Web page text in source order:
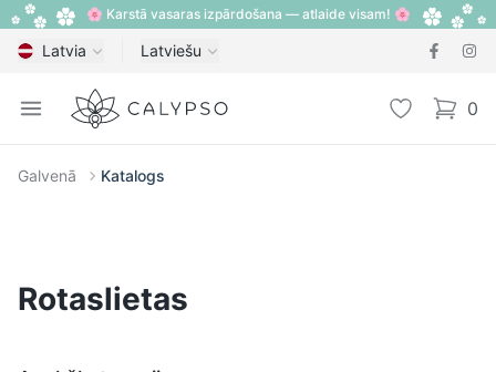
🌸 Karstā vasaras izpārdošana — atlaide visam! 🌸
Latvia Latviešu
Open menu
Calypso Vēlmju 0
items
Galvenā Katalogs
Rotaslietas